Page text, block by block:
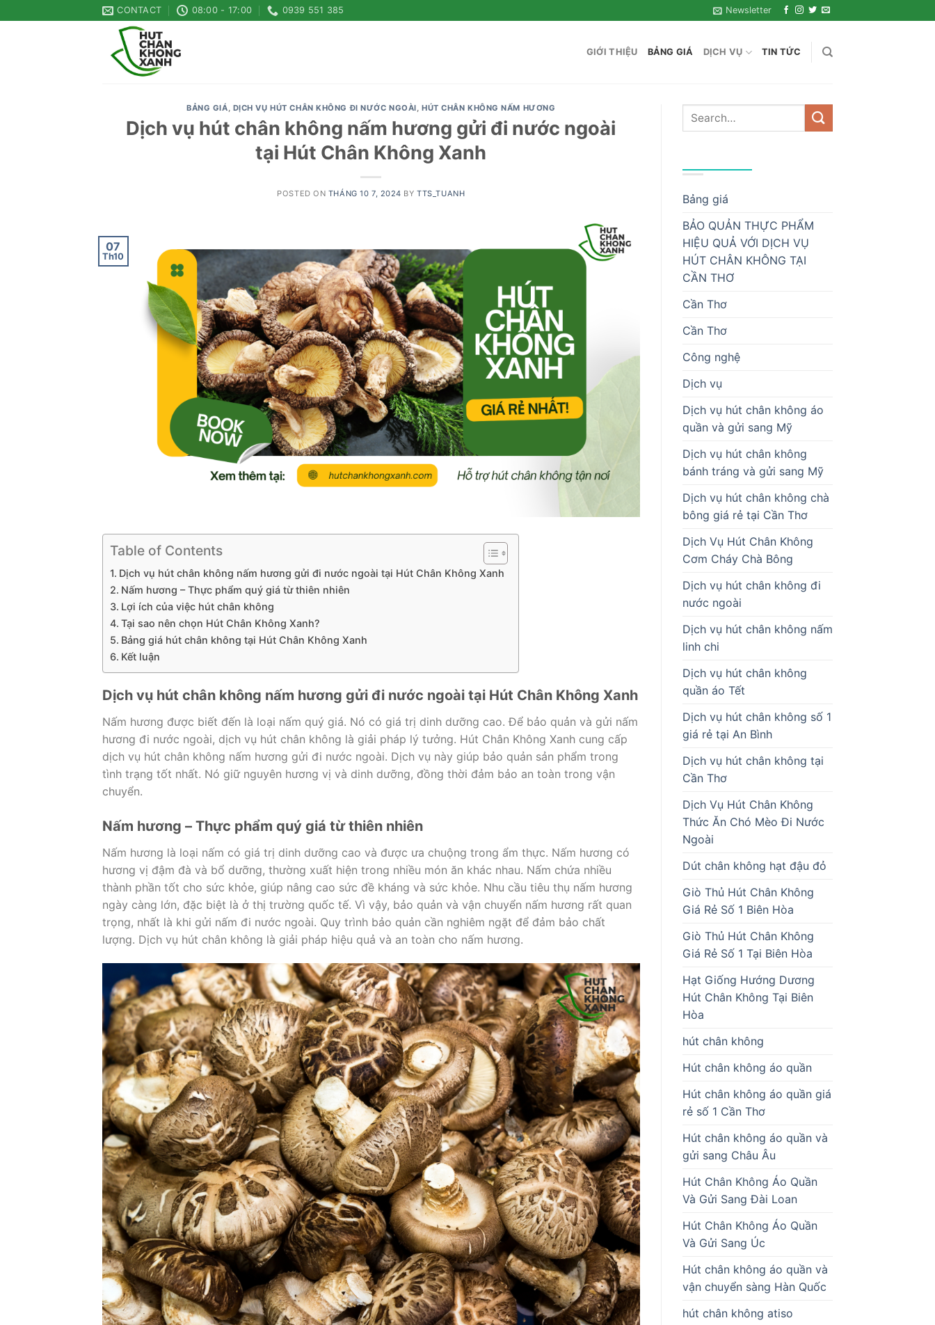
to
CONTACT 08:00 - 17:00 0939 551 385 Newsletter
GIỚI THIỆU BẢNG GIÁ DỊCH VỤ TIN TỨC
BẢNG GIÁ, DỊCH VỤ HÚT CHÂN KHÔNG ĐI NƯỚC NGOÀI, HÚT CHÂN KHÔNG NẤM HƯƠNG
Dịch vụ hút chân không nấm hương gửi đi nước ngoài
tại Hút Chân Không Xanh
POSTED ON THÁNG 10 7, 2024 BYTTS_TUANH
07
Th10
Table of Contents
Dịch vụ hút chân không nấm hương gửi đi nước ngoài tại Hút Chân Không Xanh
Nấm hương – Thực phẩm quý giá từ thiên nhiên
Lợi ích của việc hút chân không
Tại sao nên chọn Hút Chân Không Xanh?
Bảng giá hút chân không tại Hút Chân Không Xanh
Kết luận
Dịch vụ hút chân không nấm hương gửi đi nước ngoài tại Hút Chân Không Xanh
Nấm hương được biết đến là loại nấm quý giá. Nó có giá trị dinh dưỡng cao. Để bảo quản và gửi nấm
hương đi nước ngoài, dịch vụ hút chân không là giải pháp lý tưởng. Hút Chân Không Xanh cung cấp
dịch vụ hút chân không nấm hương gửi đi nước ngoài. Dịch vụ này giúp bảo quản sản phẩm trong
tình trạng tốt nhất. Nó giữ nguyên hương vị và dinh dưỡng, đồng thời đảm bảo an toàn trong vận
chuyển.
Nấm hương – Thực phẩm quý giá từ thiên nhiên
Nấm hương là loại nấm có giá trị dinh dưỡng cao và được ưa chuộng trong ẩm thực. Nấm hương có
hương vị đậm đà và bổ dưỡng, thường xuất hiện trong nhiều món ăn khác nhau. Nấm chứa nhiều
thành phần tốt cho sức khỏe, giúp nâng cao sức đề kháng và sức khỏe. Nhu cầu tiêu thụ nấm hương
ngày càng lớn, đặc biệt là ở thị trường quốc tế. Vì vậy, bảo quản và vận chuyển nấm hương rất quan
trọng, nhất là khi gửi nấm đi nước ngoài. Quy trình bảo quản cần nghiêm ngặt để đảm bảo chất
lượng. Dịch vụ hút chân không là giải pháp hiệu quả và an toàn cho nấm hương.
Bảng giá
BẢO QUẢN THỰC PHẨM
HIỆU QUẢ VỚI DỊCH VỤ
HÚT CHÂN KHÔNG TẠI
CẦN THƠ
Cần Thơ
Cần Thơ
Công nghệ
Dịch vụ
Dịch vụ hút chân không áo
quần và gửi sang Mỹ
Dịch vụ hút chân không
bánh tráng và gửi sang Mỹ
Dịch vụ hút chân không chà
bông giá rẻ tại Cần Thơ
Dịch Vụ Hút Chân Không
Cơm Cháy Chà Bông
Dịch vụ hút chân không đi
nước ngoài
Dịch vụ hút chân không nấm
linh chi
Dịch vụ hút chân không
quần áo Tết
Dịch vụ hút chân không số 1
giá rẻ tại An Bình
Dịch vụ hút chân không tại
Cần Thơ
Dịch Vụ Hút Chân Không
Thức Ăn Chó Mèo Đi Nước
Ngoài
Dút chân không hạt đậu đỏ
Giò Thủ Hút Chân Không
Giá Rẻ Số 1 Biên Hòa
Giò Thủ Hút Chân Không
Giá Rẻ Số 1 Tại Biên Hòa
Hạt Giống Hướng Dương
Hút Chân Không Tại Biên
Hòa
hút chân không
Hút chân không áo quần
Hút chân không áo quần giá
rẻ số 1 Cần Thơ
Hút chân không áo quần và
gửi sang Châu Âu
Hút Chân Không Áo Quần
Và Gửi Sang Đài Loan
Hút Chân Không Áo Quần
Và Gửi Sang Úc
Hút chân không áo quần và
vận chuyển sàng Hàn Quốc
hút chân không atiso